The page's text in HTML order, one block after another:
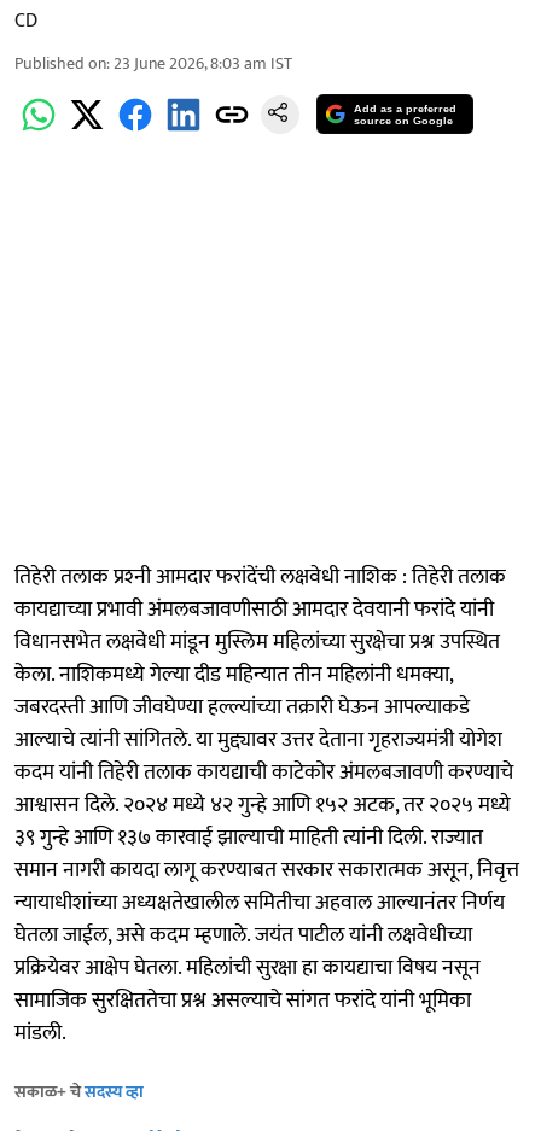
CD
Published on:23 June 2026, 8:03 am IST
Add as a preferred
source on Google
तिहेरी तलाक प्रश्‍नी आमदार फरांदेंची लक्षवेधी नाशिक : तिहेरी तलाक
कायद्याच्या प्रभावी अंमलबजावणीसाठी आमदार देवयानी फरांदे यांनी
विधानसभेत लक्षवेधी मांडून मुस्लिम महिलांच्या सुरक्षेचा प्रश्न उपस्थित
केला. नाशिकमध्ये गेल्या दीड महिन्यात तीन महिलांनी धमक्या,
जबरदस्ती आणि जीवघेण्या हल्ल्यांच्या तक्रारी घेऊन आपल्याकडे
आल्याचे त्यांनी सांगितले. या मुद्द्यावर उत्तर देताना गृहराज्यमंत्री योगेश
कदम यांनी तिहेरी तलाक कायद्याची काटेकोर अंमलबजावणी करण्याचे
आश्वासन दिले. २०२४ मध्ये ४२ गुन्हे आणि १५२ अटक, तर २०२५ मध्ये
३९ गुन्हे आणि १३७ कारवाई झाल्याची माहिती त्यांनी दिली. राज्यात
समान नागरी कायदा लागू करण्याबत सरकार सकारात्मक असून, निवृत्त
न्यायाधीशांच्या अध्यक्षतेखालील समितीचा अहवाल आल्यानंतर निर्णय
घेतला जाईल, असे कदम म्हणाले. जयंत पाटील यांनी लक्षवेधीच्या
प्रक्रियेवर आक्षेप घेतला. महिलांची सुरक्षा हा कायद्याचा विषय नसून
सामाजिक सुरक्षिततेचा प्रश्न असल्याचे सांगत फरांदे यांनी भूमिका
मांडली.
सकाळ+ चेसदस्य व्हा